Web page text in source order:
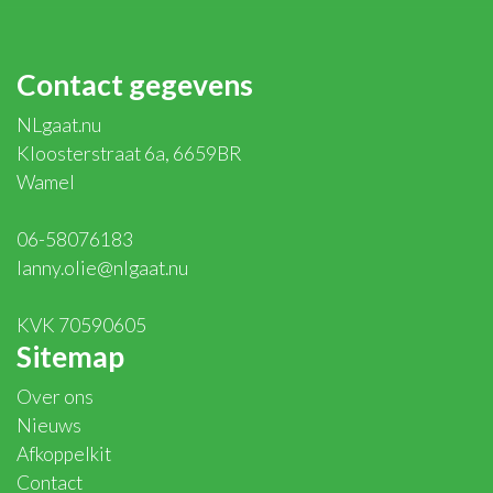
Contact gegevens
NLgaat.nu
Kloosterstraat 6a, 6659BR
Wamel
06-58076183
lanny.olie@nlgaat.nu
KVK 70590605
Sitemap
Over ons
Nieuws
Afkoppelkit
Contact